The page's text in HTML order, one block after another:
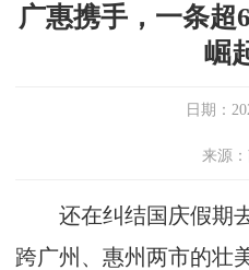
广惠携手，一条超
崛
日期：
来源
还在纠结国庆假期去
跨广州、惠州两市的